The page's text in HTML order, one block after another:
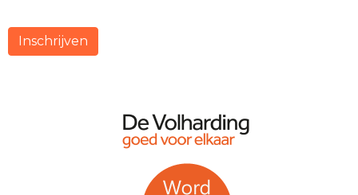
Inschrijven